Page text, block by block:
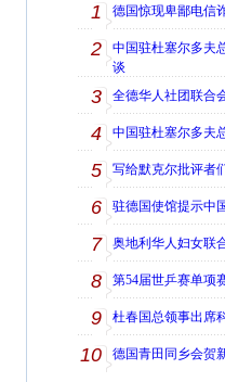
1 德国惊现卑鄙电信
2
中国驻杜塞尔多夫
谈
3 全德华人社团联合
4 中国驻杜塞尔多夫
5 写给默克尔批评者
6 驻德国使馆提示中
7 奥地利华人妇女联
8 第54届世乒赛单项
9 杜春国总领事出席
10 德国青田同乡会贺